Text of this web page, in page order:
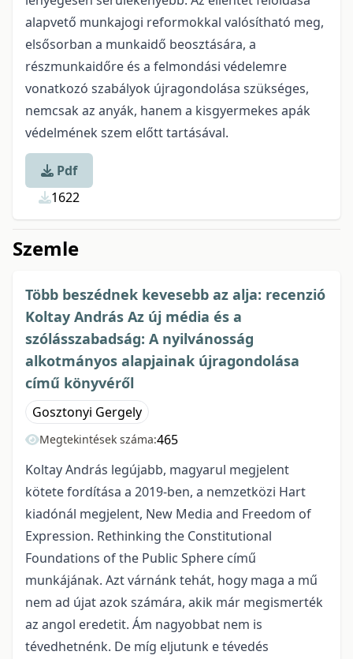
alapvető munkajogi reformokkal valósítható meg,
elsősorban a munkaidő beosztására, a
részmunkaidőre és a felmondási védelemre
vonatkozó szabályok újragondolása szükséges,
nemcsak az anyák, hanem a kisgyermekes apák
védelmének szem előtt tartásával.
Pdf
1622
Szemle
Több beszédnek kevesebb az alja: recenzió
Koltay András Az új média és a
szólásszabadság: A nyilvánosság
alkotmányos alapjainak újragondolása
című könyvéről
Gosztonyi Gergely
Megtekintések száma:465
Koltay András legújabb, magyarul megjelent
kötete fordítása a 2019-ben, a nemzetközi Hart
kiadónál megjelent, New Media and Freedom of
Expression. Rethinking the Constitutional
Foundations of the Public Sphere című
munkájának. Azt várnánk tehát, hogy maga a mű
nem ad újat azok számára, akik már megismerték
az angol eredetit. Ám nagyobbat nem is
tévedhetnénk. De míg eljutunk e tévedés